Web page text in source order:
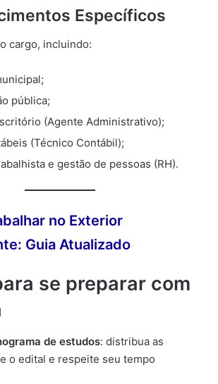
Específicos
cargo, incluindo:
pública;
(Agente Administrativo);
(Técnico Contábil);
e gestão de pessoas (RH).
no Exterior
Guia Atualizado
se preparar com
de estudos: distribua as
o edital e respeite seu tempo